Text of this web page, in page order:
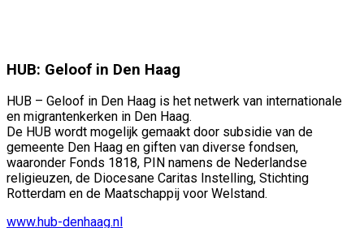
HUB: Geloof in Den Haag
HUB – Geloof in Den Haag is het netwerk van internationale
en migrantenkerken in Den Haag.
De HUB wordt mogelijk gemaakt door subsidie van de
gemeente Den Haag en giften van diverse fondsen,
waaronder Fonds 1818, PIN namens de Nederlandse
religieuzen, de Diocesane Caritas Instelling, Stichting
Rotterdam en de Maatschappij voor Welstand.
www.hub-denhaag.nl